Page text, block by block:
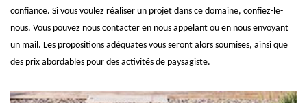
confiance. Si vous voulez réaliser un projet dans ce domaine, confiez-le-
nous. Vous pouvez nous contacter en nous appelant ou en nous envoyant
un mail. Les propositions adéquates vous seront alors soumises, ainsi que
des prix abordables pour des activités de paysagiste.